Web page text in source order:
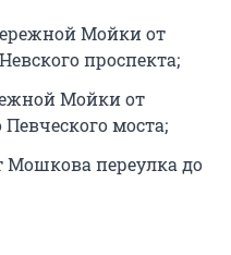
Мойки от
проспекта;
Мойки от
моста;
переулка до